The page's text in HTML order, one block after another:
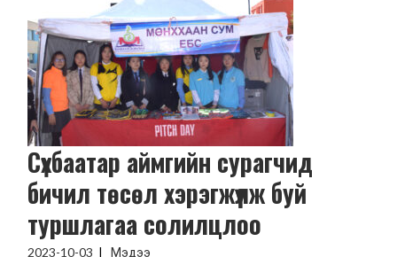
Сүхбаатар аймгийн сурагчид
бичил төсөл хэрэгжүүлж буй
туршлагаа солилцлоо
2023-10-03 Мэдээ